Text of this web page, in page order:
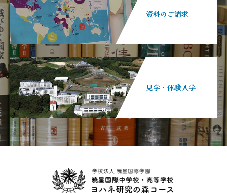
資料のご請求
見学・体験入学